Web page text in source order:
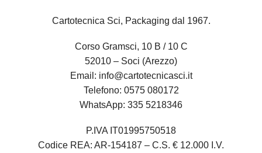
Cartotecnica Sci, Packaging dal 1967.
Corso Gramsci, 10 B / 10 C
52010 – Soci (Arezzo)
Email: info@cartotecnicasci.it
Telefono: 0575 080172
WhatsApp: 335 5218346
P.IVA IT01995750518
Codice REA: AR-154187 – C.S. € 12.000 I.V.